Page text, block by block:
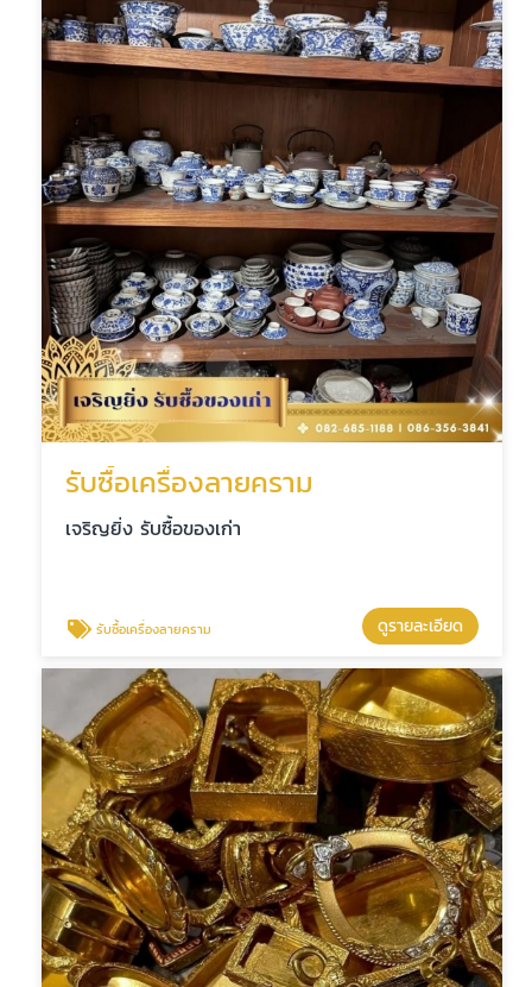
รับซื้อเครื่องลายคราม
เจริญยิ่ง รับซื้อของเก่า
รับซื้อเครื่องลายคราม ดูรายละเอียด